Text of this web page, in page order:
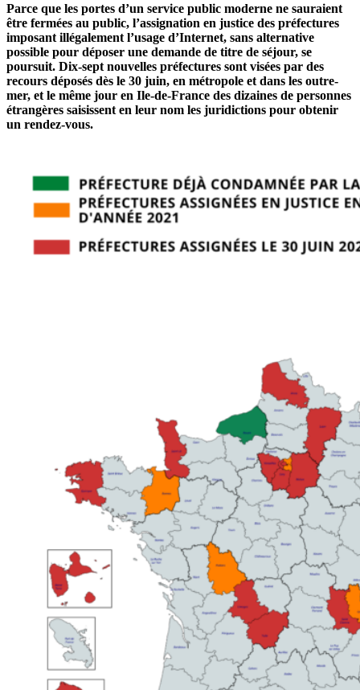
Parce que les portes d’un service public moderne ne sauraient
être fermées au public, l’assignation en justice des préfectures
imposant illégalement l’usage d’Internet, sans alternative
possible pour déposer une demande de titre de séjour, se
poursuit. Dix-sept nouvelles préfectures sont visées par des
recours déposés dès le 30 juin, en métropole et dans les outre-
mer, et le même jour en Ile-de-France des dizaines de personnes
étrangères saisissent en leur nom les juridictions pour obtenir
un rendez-vous.